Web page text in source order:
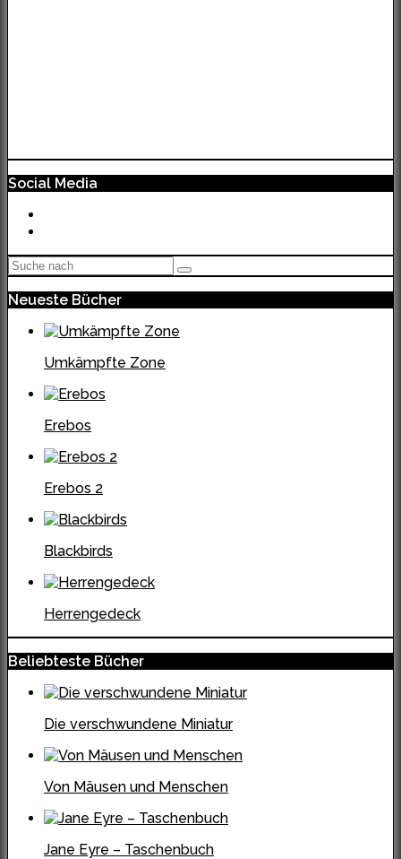
Social Media
Neueste Bücher
Umkämpfte Zone
Erebos
Erebos 2
Blackbirds
Herrengedeck
Beliebteste Bücher
Die verschwundene Miniatur
Von Mäusen und Menschen
Jane Eyre – Taschenbuch